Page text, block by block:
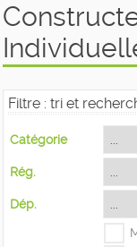
Filtre : tri et
Catégorie
Rég.
Dép.